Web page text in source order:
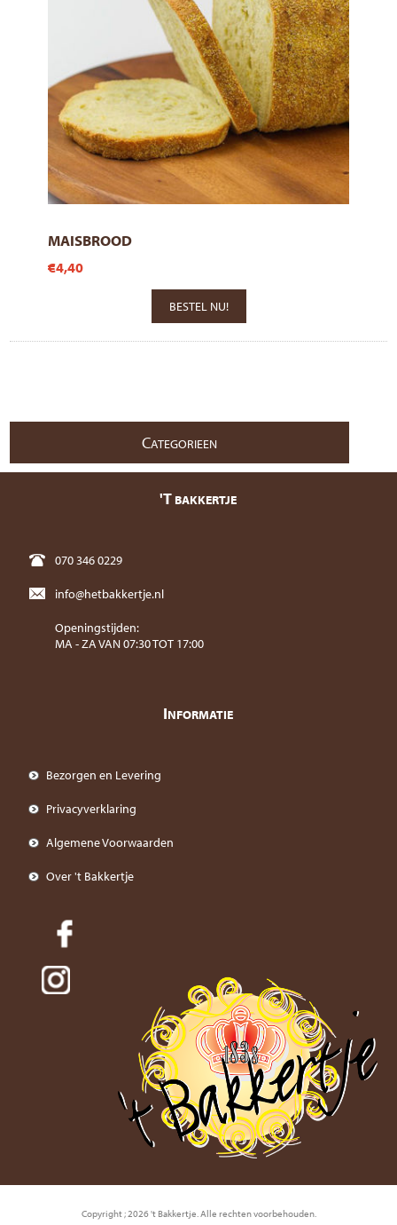
MAISBROOD
€4,40
CATEGORIEEN
'T BAKKERTJE
070 346 0229
info@hetbakkertje.nl
Openingstijden:
MA - ZA VAN 07:30 TOT 17:00
INFORMATIE
Bezorgen en Levering
Privacyverklaring
Algemene Voorwaarden
Over 't Bakkertje
Copyright ; 2026 't Bakkertje. Alle rechten voorbehouden.